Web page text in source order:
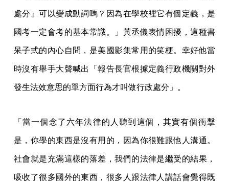
處分』可以變成動詞嗎？因為在學校裡它有個定義，是
國考一定會考的基本常識。」黃丞儀表情困擾，這種書
呆子式的內心自問，是美國影集常用的笑梗。幸好他當
時沒有舉手大聲喊出「報告長官根據定義行政機關對外
發生法效意思的單方面行為才叫做行政處分」。
「當一個念了六年法律的人聽到這個，其實有個衝擊
是，你學的東西是沒有用的，因為你很難跟他人溝通。
社會就是充滿這樣的落差，我們的法律是繼受的結果，
吸收了很多國外的東西，很多人跟法律人講話會覺得既